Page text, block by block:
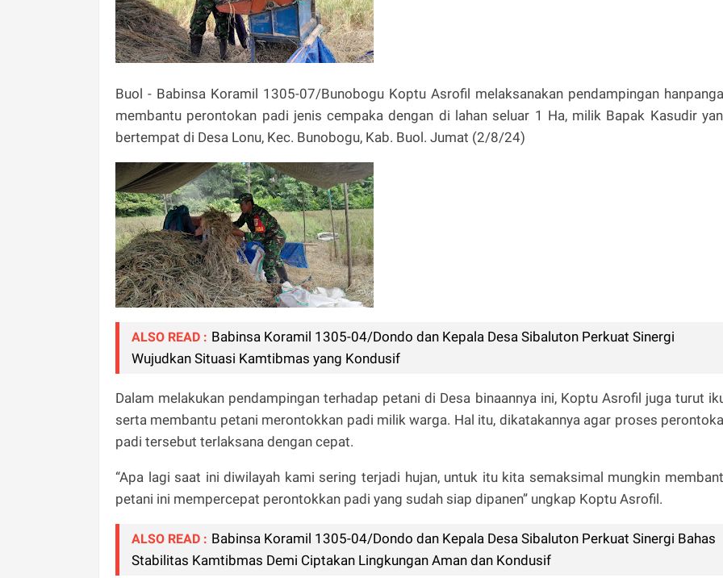
Buol - Babinsa Koramil 1305-07/Bunobogu Koptu Asrofil melaksanakan pendampingan
membantu perontokan padi jenis cempaka dengan di lahan seluar 1 Ha, milik Bapak Kasudir
bertempat di Desa Lonu, Kec. Bunobogu, Kab. Buol. Jumat (2/8/24)
ALSO READ : Babinsa Koramil 1305-04/Dondo dan Kepala Desa Sibaluton Perkuat Sinergi
Wujudkan Situasi Kamtibmas yang Kondusif
Dalam melakukan pendampingan terhadap petani di Desa binaannya ini, Koptu Asrofil juga turut
serta membantu petani merontokkan padi milik warga. Hal itu, dikatakannya agar proses
padi tersebut terlaksana dengan cepat.
“Apa lagi saat ini diwilayah kami sering terjadi hujan, untuk itu kita semaksimal mungkin
petani ini mempercepat perontokkan padi yang sudah siap dipanen” ungkap Koptu Asrofil.
ALSO READ : Babinsa Koramil 1305-04/Dondo dan Kepala Desa Sibaluton Perkuat Sinergi Bahas
Stabilitas Kamtibmas Demi Ciptakan Lingkungan Aman dan Kondusif